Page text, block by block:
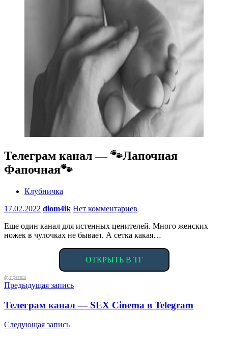
Телеграм канал — 🐾Лапочная
Фапочная🐾
Клубничка
17.02.2022 diom4ik Нет комментариев
Еще один канал для истенных ценителей. Много женских
ножек в чулочках не бывает. А сетка какая…
ОТКРЫТЬ В ТГ
Метки
фут фетиш
Навигация
по
записям
Предыдущая запись
Телеграм канал — SEX Cinema в Telegram
Следующая запись